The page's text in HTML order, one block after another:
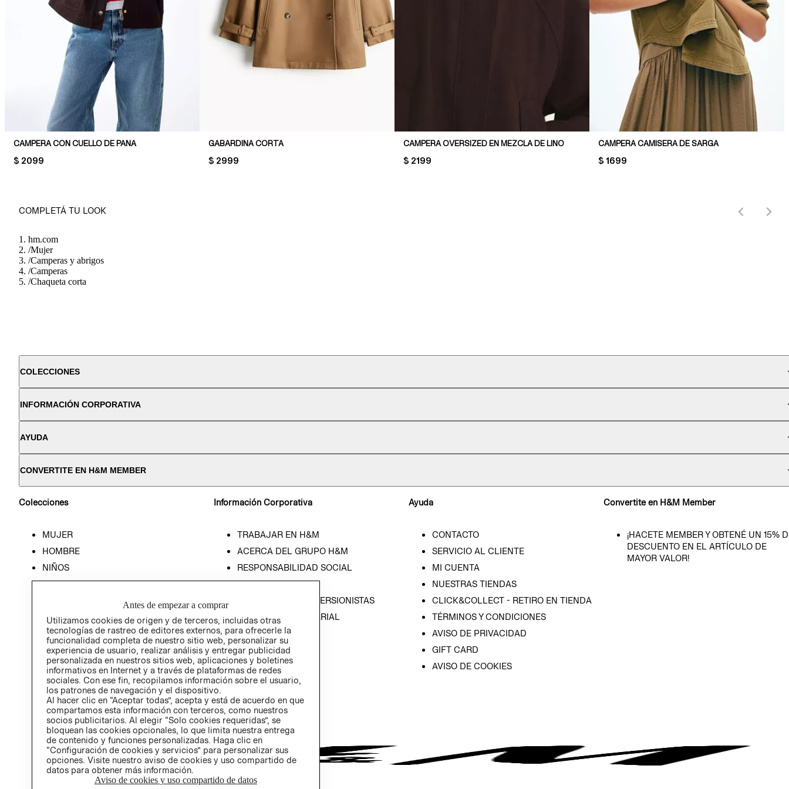
CAMPERA CON CUELLO DE PANA
PRICE:
$ 2099
GABARDINA CORTA
PRICE:
$ 2999
CAMPERA OVERSIZED EN MEZCLA DE LINO
PRICE:
$ 2199
CAMPERA CAMISERA DE SARGA
PRICE:
$ 1699
COMPLETÁ TU LOOK
hm.com
/Mujer
/Camperas y abrigos
/Camperas
/Chaqueta corta
COLECCIONES
INFORMACIÓN CORPORATIVA
AYUDA
CONVERTITE EN H&M MEMBER
Colecciones
MUJER
HOMBRE
NIÑOS
HOME
Información Corporativa
TRABAJAR EN H&M
ACERCA DEL GRUPO H&M
RESPONSABILIDAD SOCIAL
PRENSA
RELACIÓN CON INVERSIONISTAS
POLÍTICA EMPRESARIAL
Ayuda
CONTACTO
SERVICIO AL CLIENTE
MI CUENTA
NUESTRAS TIENDAS
CLICK&COLLECT - RETIRO EN TIENDA
TÉRMINOS Y CONDICIONES
AVISO DE PRIVACIDAD
GIFT CARD
AVISO DE COOKIES
Convertite en H&M Member
¡HACETE MEMBER Y OBTENÉ UN 15%
DESCUENTO EN EL ARTÍCULO DE
MAYOR VALOR!
Antes de empezar a comprar
Utilizamos cookies de origen y de terceros, incluidas otras
tecnologías de rastreo de editores externos, para ofrecerle la
funcionalidad completa de nuestro sitio web, personalizar su
experiencia de usuario, realizar análisis y entregar publicidad
personalizada en nuestros sitios web, aplicaciones y boletines
informativos en Internet y a través de plataformas de redes
sociales. Con ese fin, recopilamos información sobre el usuario,
los patrones de navegación y el dispositivo.
Al hacer clic en “Aceptar todas”, acepta y está de acuerdo en que
compartamos esta información con terceros, como nuestros
socios publicitarios. Al elegir “Solo cookies requeridas”, se
bloquean las cookies opcionales, lo que limita nuestra entrega
de contenido y funciones personalizadas. Haga clic en
“Configuración de cookies y servicios” para personalizar sus
opciones. Visite nuestro aviso de cookies y uso compartido de
datos para obtener más información.
Aviso de cookies y uso compartido de datos